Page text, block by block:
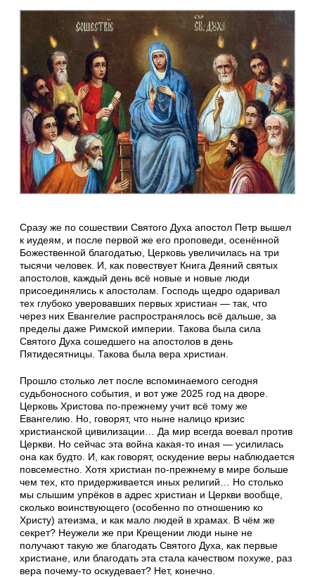
Сразу же по сошествии Святого Духа апостол Петр вышел
к иудеям, и после первой же его проповеди, осенённой
Божественной благодатью, Церковь увеличилась на три
тысячи человек. И, как повествует Книга Деяний святых
апостолов, каждый день всё новые и новые люди
присоединялись к апостолам. Господь щедро одаривал
тех глубоко уверовавших первых христиан — так, что
через них Евангелие распространялось всё дальше, за
пределы даже Римской империи. Такова была сила
Святого Духа сошедшего на апостолов в день
Пятидесятницы. Такова была вера христиан.
Прошло столько лет после вспоминаемого сегодня
судьбоносного события, и вот уже 2025 год на дворе.
Церковь Христова по-прежнему учит всё тому же
Евангелию. Но, говорят, что ныне налицо кризис
христианской цивилизации… Да мир всегда воевал против
Церкви. Но сейчас эта война какая-то иная — усилилась
она как будто. И, как говорят, оскудение веры наблюдается
повсеместно. Хотя христиан по-прежнему в мире больше
чем тех, кто придерживается иных религий… Но столько
мы слышим упрёков в адрес христиан и Церкви вообще,
сколько воинствующего (особенно по отношению ко
Христу) атеизма, и как мало людей в храмах. В чём же
секрет? Неужели же при Крещении люди ныне не
получают такую же благодать Святого Духа, как первые
христиане, или благодать эта стала качеством похуже, раз
вера почему-то оскудевает? Нет, конечно.